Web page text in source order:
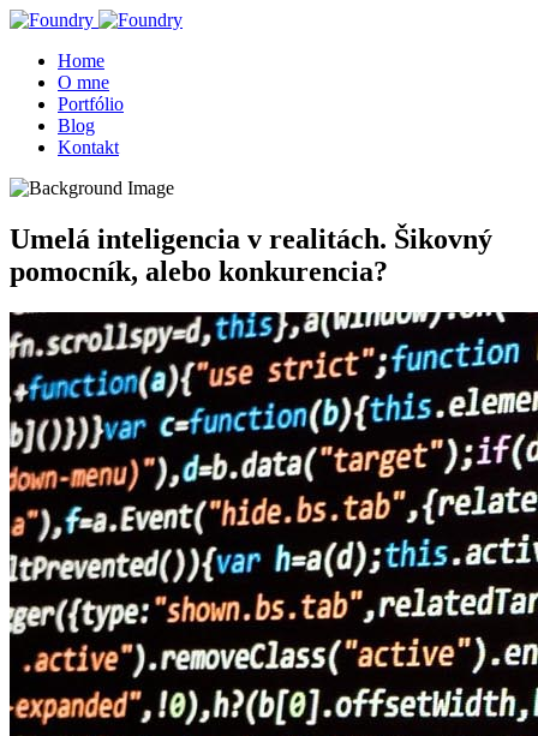
Home
O mne
Portfólio
Blog
Kontakt
Umelá inteligencia v realitách. Šikovný
pomocník, alebo konkurencia?